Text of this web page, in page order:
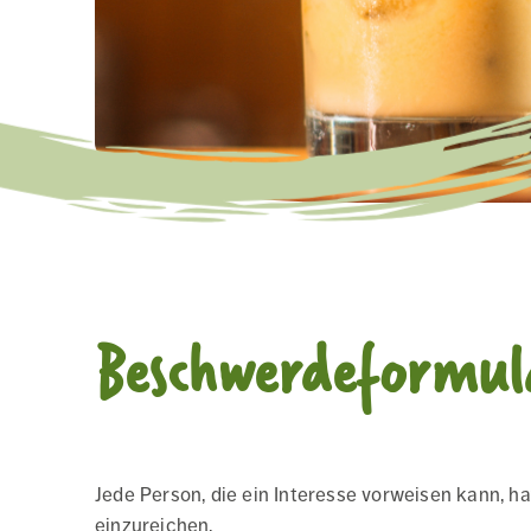
Jede Person, die ein Interesse vorweisen kann,
einzureichen.